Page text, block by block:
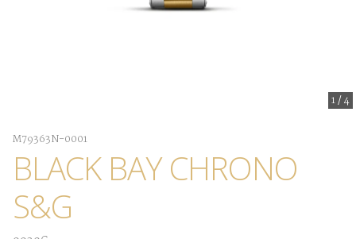
1/4
M79363N-0001
BLACK BAY CHRONO
S&G